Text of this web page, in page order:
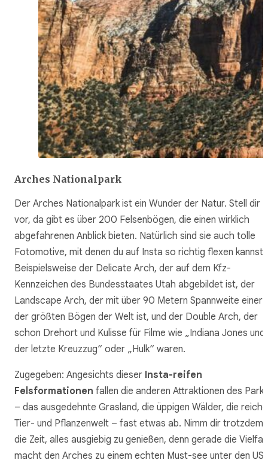
Arches Nationalpark
Der Arches Nationalpark ist ein Wunder der Natur. Stell dir
vor, da gibt es über 200 Felsenbögen, die einen wirklich
abgefahrenen Anblick bieten. Natürlich sind sie auch tolle
Fotomotive, mit denen du auf Insta so richtig flexen kannst.
Beispielsweise der Delicate Arch, der auf dem Kfz-
Kennzeichen des Bundesstaates Utah abgebildet ist, der
Landscape Arch, der mit über 90 Metern Spannweite einer
der größten Bögen der Welt ist, und der Double Arch, der
schon Drehort und Kulisse für Filme wie „Indiana Jones und
der letzte Kreuzzug“ oder „Hulk“ waren.
Zugegeben: Angesichts dieser Insta-reifen
Felsformationen fallen die anderen Attraktionen des Parks
– das ausgedehnte Grasland, die üppigen Wälder, die reiche
Tier- und Pflanzenwelt – fast etwas ab. Nimm dir trotzdem
die Zeit, alles ausgiebig zu genießen, denn gerade die Vielfalt
macht den Arches zu einem echten Must-see unter den